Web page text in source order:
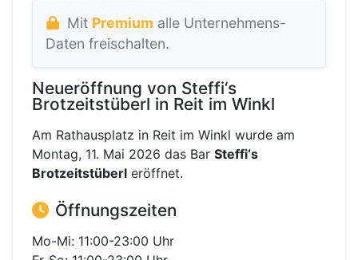
Mit Premium alle Unternehmens-
Daten freischalten.
Neueröffnung von Steffi‘s
Brotzeitstüberl in Reit im Winkl
Am Rathausplatz in Reit im Winkl wurde am
Montag, 11. Mai 2026 das Bar Steffi‘s
Brotzeitstüberl eröffnet.
Öffnungszeiten
Mo-Mi: 11:00-23:00 Uhr